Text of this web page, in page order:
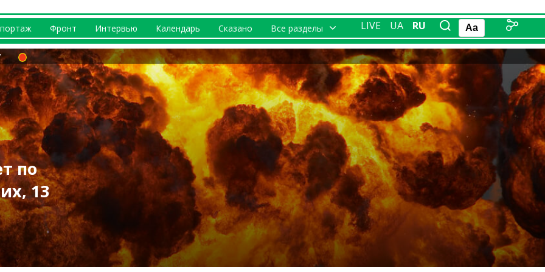
Фронт Интервью Календарь Сказано Все разделы LIVE UA RU Aa
9 августа:
по
13
Харьковщине
град, Изюм
в
погром
«прилет» на